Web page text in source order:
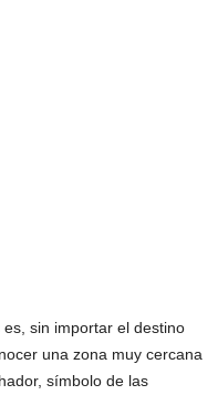
sin importar el destino
una zona muy cercana
símbolo de las